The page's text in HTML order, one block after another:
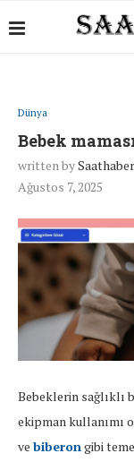
Dünya
Bebek
written bySaathaber
Ağustos 7, 2025
Bebeklerin sağlıklı
ekipman kullanımı
ve biberongibi